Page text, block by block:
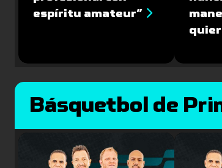
espíritu amateur”
Básquetbol de